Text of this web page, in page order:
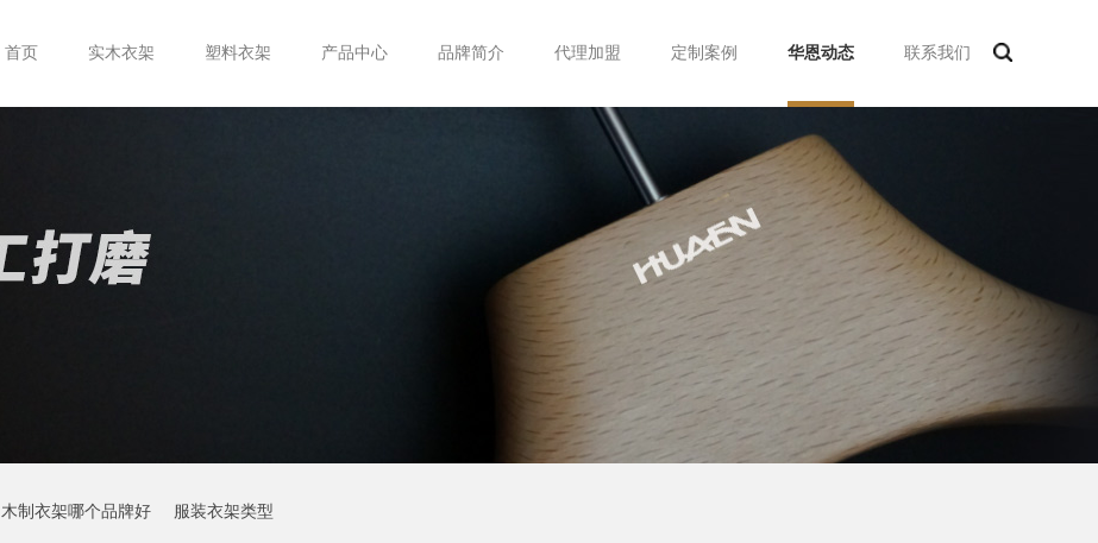
首页 实木衣架 塑料衣架 产品中心 品牌简介 代理加盟 定制案例 华恩动态 联系我们
木制衣架哪个品牌好 服装衣架类型